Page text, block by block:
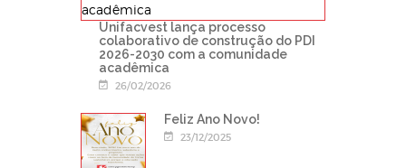
Unifacvest lança processo
colaborativo de construção do PDI
2026-2030 com a comunidade
acadêmica
26/02/2026
Feliz Ano Novo!
23/12/2025